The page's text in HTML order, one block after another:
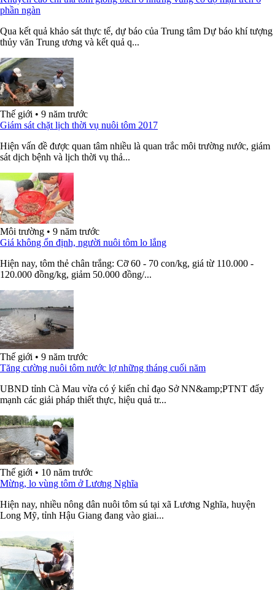
phần ngàn
Qua kết quả khảo sát thực tế, dự báo của Trung tâm Dự báo khí tượng
thủy văn Trung ương và kết quả q...
Thế giới • 9 năm trước
Giám sát chặt lịch thời vụ nuôi tôm 2017
Hiện vấn đề được quan tâm nhiều là quan trắc môi trường nước, giám
sát dịch bệnh và lịch thời vụ thả...
Môi trường • 9 năm trước
Giá không ổn định, người nuôi tôm lo lắng
Hiện nay, tôm thẻ chân trắng: Cỡ 60 - 70 con/kg, giá từ 110.000 -
120.000 đồng/kg, giảm 50.000 đồng/...
Thế giới • 9 năm trước
Tăng cường nuôi tôm nước lợ những tháng cuối năm
UBND tỉnh Cà Mau vừa có ý kiến chỉ đạo Sở NN&amp;PTNT đẩy
mạnh các giải pháp thiết thực, hiệu quả tr...
Thế giới • 10 năm trước
Mừng, lo vùng tôm ở Lương Nghĩa
Hiện nay, nhiều nông dân nuôi tôm sú tại xã Lương Nghĩa, huyện
Long Mỹ, tỉnh Hậu Giang đang vào giai...